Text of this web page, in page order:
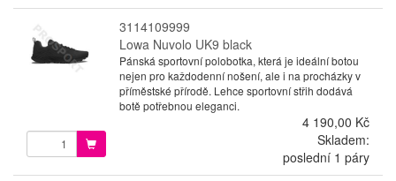
3114109999
Lowa Nuvolo UK9 black
Pánská sportovní polobotka, která je ideální botou
nejen pro každodenní nošení, ale i na procházky v
příměstské přírodě. Lehce sportovní střih dodává
botě potřebnou eleganci.
4 190,00 Kč
Skladem:
poslední 1 páry